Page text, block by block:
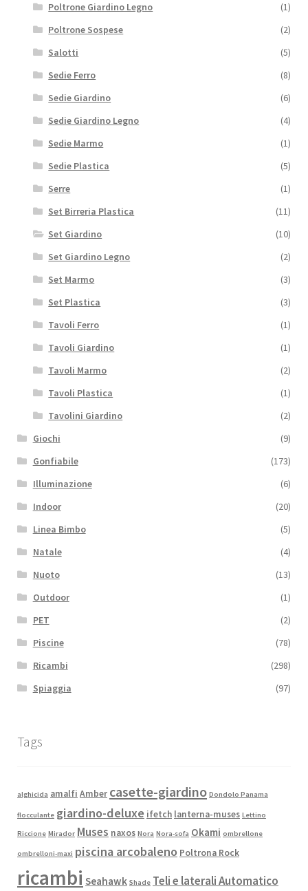
Poltrone Giardino Legno
(1)
Poltrone Sospese
(2)
Salotti
(5)
Sedie Ferro
(8)
Sedie Giardino
(6)
Sedie Giardino Legno
(4)
Sedie Marmo
(1)
Sedie Plastica
(5)
Serre
(1)
Set Birreria Plastica
(11)
Set Giardino
(10)
Set Giardino Legno
(2)
Set Marmo
(3)
Set Plastica
(3)
Tavoli Ferro
(1)
Tavoli Giardino
(1)
Tavoli Marmo
(2)
Tavoli Plastica
(1)
Tavolini Giardino
(2)
Giochi
(9)
Gonfiabile
(173)
Illuminazione
(6)
Indoor
(20)
Linea Bimbo
(5)
Natale
(4)
Nuoto
(13)
Outdoor
(1)
PET
(2)
Piscine
(78)
Ricambi
(298)
Spiaggia
(97)
Tags
alghicida amalfi Amber casette-giardino Dondolo Panama
flocculante giardino-deluxe ifetch lanterna-muses Lettino
Riccione Mirador Muses naxos Nora Nora-sofa Okami ombrellone
ombrelloni-maxi piscina arcobaleno Poltrona Rock
ricambi Seahawk Shade Teli e laterali Automatico